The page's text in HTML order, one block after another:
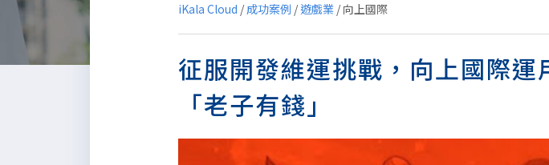
iKala Cloud / 成功案例 /遊戲業 / 向上國際
征服開發維運挑戰，向上國際
「老子有錢」